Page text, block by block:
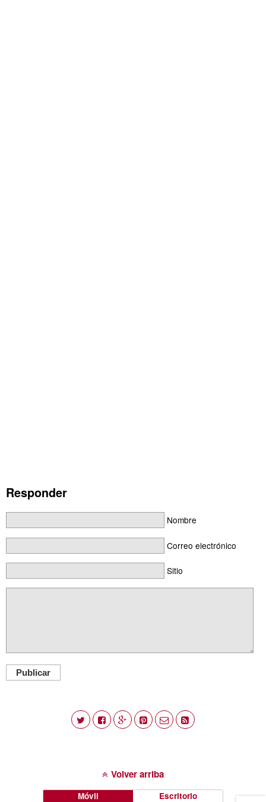
Responder
Nombre
Correo electrónico
Sitio
Publicar
Volver arriba
Móvil Escritorio